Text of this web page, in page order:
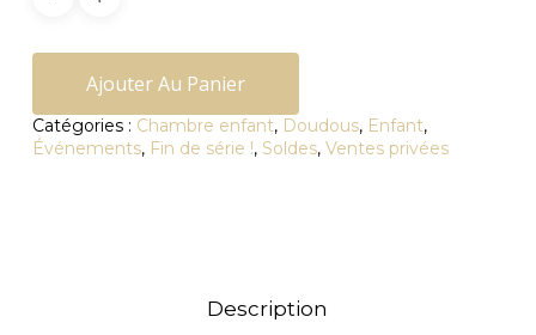
Ajouter Au Panier
Catégories : Chambre enfant, Doudous, Enfant,
Événements, Fin de série !, Soldes, Ventes privées
Description